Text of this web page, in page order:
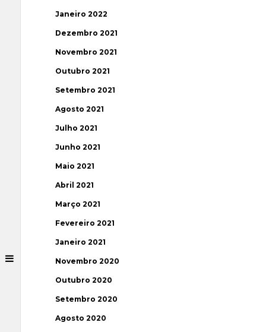
Janeiro 2022
Dezembro 2021
Novembro 2021
Outubro 2021
Setembro 2021
Agosto 2021
Julho 2021
Junho 2021
Maio 2021
Abril 2021
Março 2021
Fevereiro 2021
Janeiro 2021
Novembro 2020
Outubro 2020
Setembro 2020
Agosto 2020